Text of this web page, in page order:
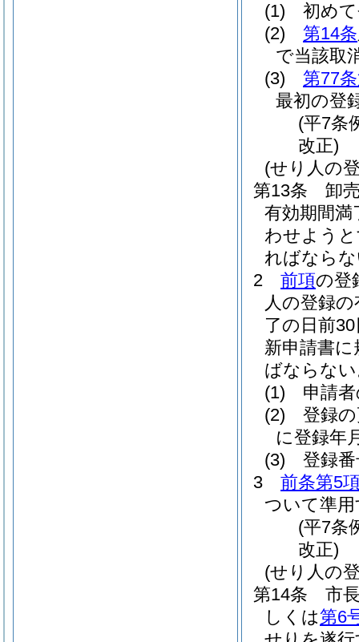
(1)
初め
(2)
第14条
で当該取
(3)
第77
最初の登
(平7条
改正)
(せり人の
第13条
卸
有効期間
わせよう
ればなら
2
前項の登
人の登録
了の日前
新申請書
ばならな
(1)
申請
(2)
登録
に登録年
(3)
登録
3
前条第5
ついて準
(平7条
改正)
(せり人の
第14条
市
しくは第6